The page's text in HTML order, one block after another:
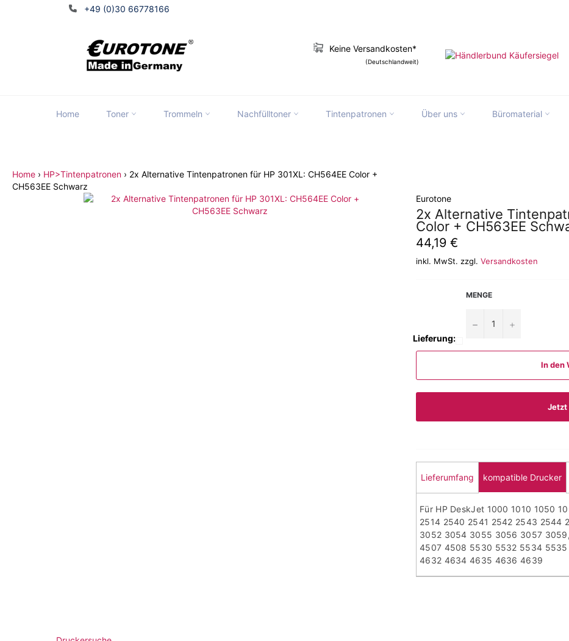
+49 (0)30 66778166
Keine Versandkosten*
(Deutschlandweit)
Home Toner Trommeln Nachfülltoner Tintenpatronen Über uns Büromaterial
Home › HP>Tintenpatronen › 2x Alternative Tintenpatronen für HP 301XL: CH564EE Color +
CH563EE Schwarz
Eurotone
2x Alternative
Color + CH563EE
Normaler
Preis
44,19 €
inkl. MwSt. zzgl. Versandkosten
Lieferung:
MENGE
− +
In den
Jetzt
Lieferumfang kompatible Drucker
Für HP DeskJet 1000 1010 1050
2514 2540 2541 2542 2543
3052 3054 3055 3056 3057
4507 4508 5530 5532 5534
4632 4634 4635 4636 4639